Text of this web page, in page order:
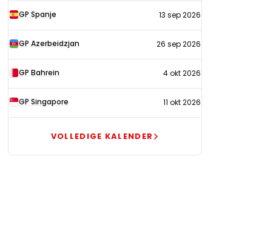
GP Spanje 13 sep 2026
GP Azerbeidzjan 26 sep 2026
GP Bahrein 4 okt 2026
GP Singapore 11 okt 2026
VOLLEDIGE KALENDER